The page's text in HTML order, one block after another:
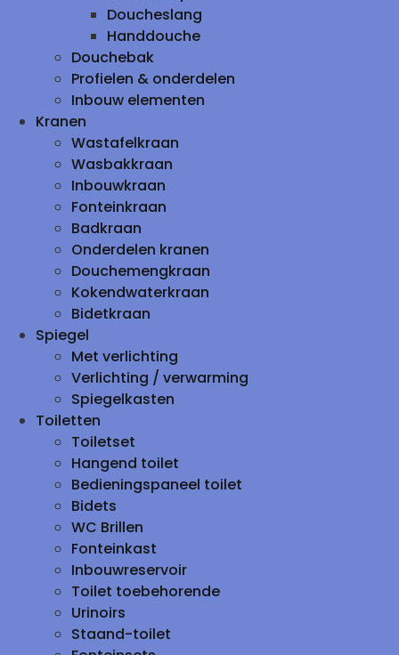
Doucheslang
Handdouche
Douchebak
Profielen & onderdelen
Inbouw elementen
Kranen
Wastafelkraan
Wasbakkraan
Inbouwkraan
Fonteinkraan
Badkraan
Onderdelen kranen
Douchemengkraan
Kokendwaterkraan
Bidetkraan
Spiegel
Met verlichting
Verlichting / verwarming
Spiegelkasten
Toiletten
Toiletset
Hangend toilet
Bedieningspaneel toilet
Bidets
WC Brillen
Fonteinkast
Inbouwreservoir
Toilet toebehorende
Urinoirs
Staand-toilet